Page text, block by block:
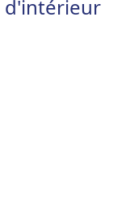
d'intérieur